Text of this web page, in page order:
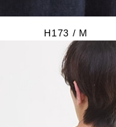
H173 / M